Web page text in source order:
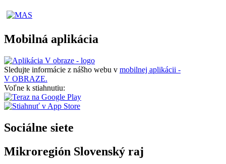
Mobilná aplikácia
Sledujte informácie z nášho webu v mobilnej aplikácii -
V OBRAZE.
Voľne k stiahnutiu:
Sociálne siete
Mikroregión Slovenský raj